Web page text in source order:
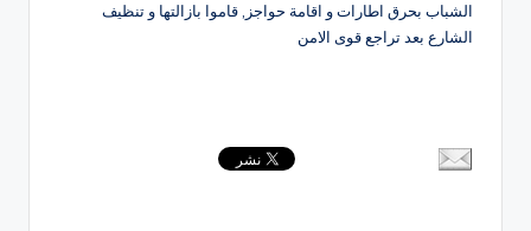
الشباب بحرق اطارات و اقامة حواجز, قاموا بازالتها و تنظيف
الشارع بعد تراجع قوى الامن